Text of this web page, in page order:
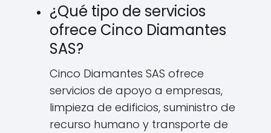
¿Qué tipo de servicios
ofrece Cinco Diamantes
SAS?
Cinco Diamantes SAS ofrece
servicios de apoyo a empresas,
limpieza de edificios, suministro de
recurso humano y transporte de